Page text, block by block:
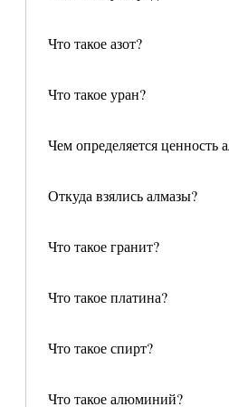
Что такое азот?
Что такое уран?
Чем определяется ценность
Откуда взялись алмазы?
Что такое гранит?
Что такое платина?
Что такое спирт?
Что такое алюминий?